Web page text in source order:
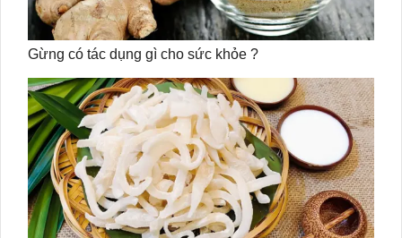
Gừng có tác dụng gì cho sức khỏe ?